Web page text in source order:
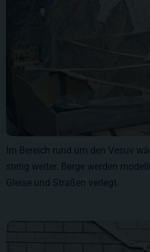
Im Bereich rund um den Vesuv
stetig weiter. Berge werden
Gleise und Straßen verlegt.